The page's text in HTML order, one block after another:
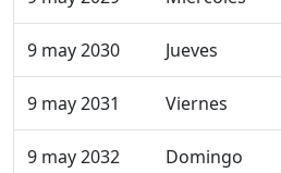
9 may 2030 Jueves
9 may 2031 Viernes
9 may 2032 Domingo